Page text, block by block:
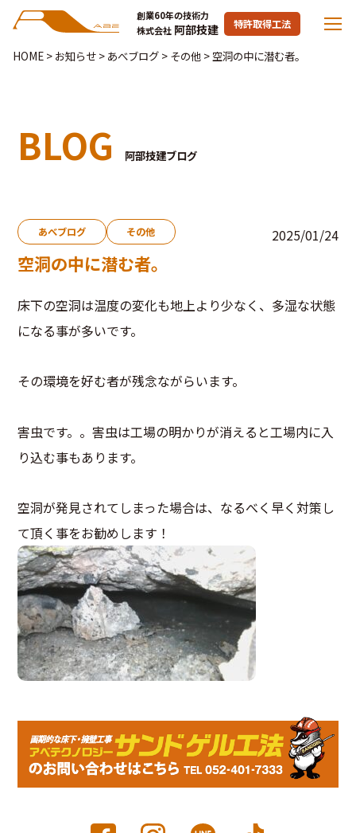
創業60年の技術力
株式会社 阿部技建 特許取得工法
HOME> お知らせ> あべブログ> その他>空洞の中に潜む者。
BLOG 阿部技建ブログ
あべブログ その他 2025/01/24
空洞の中に潜む者。
床下の空洞は温度の変化も地上より少なく、多湿な状態
になる事が多いです。
その環境を好む者が残念ながらいます。
害虫です。。害虫は工場の明かりが消えると工場内に入
り込む事もあります。
空洞が発見されてしまった場合は、なるべく早く対策し
て頂く事をお勧めします！